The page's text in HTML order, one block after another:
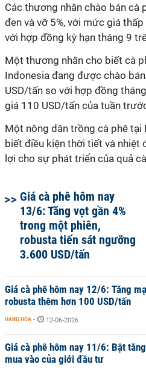
Các thương nhân chào bán cà
đen và vỡ 5%, với mức giá
với hợp đồng kỳ hạn tháng 9
Một thương nhân cho biết cà
Indonesia đang được chào
USD/tấn so với hợp đồng
giá 110 USD/tấn của tuần
Một nông dân trồng cà phê
biết điều kiện thời tiết và nhiệt
lợi cho sự phát triển của quả
Giá cà phê hôm nay
13/6: Tăng vọt gần 4%
trong một phiên,
robusta tiến sát ngưỡng
3.600 USD/tấn
Giá cà phê hôm nay 12/6: Tăng
robusta thêm hơn 100 USD/tấn
HÀNG HÓA - 12-06-2026
Giá cà phê hôm nay 11/6: Bật
mua vào của giới đầu tư